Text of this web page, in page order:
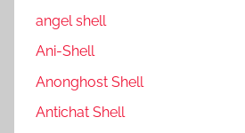
angel shell
Ani-Shell
Anonghost Shell
Antichat Shell